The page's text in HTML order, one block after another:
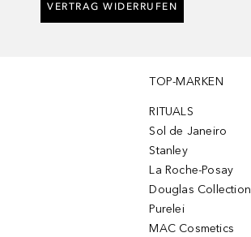
VERTRAG WIDERRUFEN
TOP-MARKEN
RITUALS
Sol de Janeiro
Stanley
La Roche-Posay
Douglas Collection
Purelei
MAC Cosmetics